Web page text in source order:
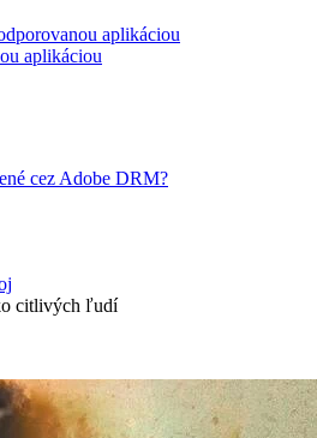
aplikáciou
aplikáciou
cez Adobe DRM?
citlivých ľudí